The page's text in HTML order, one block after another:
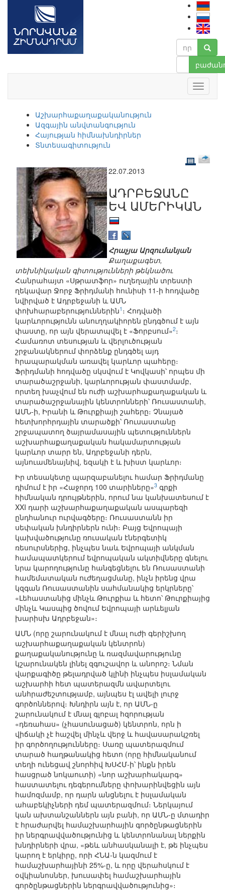
Աշխարհաքաղաքականություն
Ազգային անվտանգություն
Հայության հիմնախնդիրներ
Տնտեսագիտություն
22.07.2013
ԱԴՐԲԵՋԱՆԸ
ԵՎ ԱՄԵՐԻԿԱՆ
Հրաչյա Արզումանյան
Քաղաքագետ,
տեխնիկական գիտությունների թեկնածու
Հանրահայտ «Սթրատֆոր» ուղեղային տրեստի
ղեկավար Ջորջ Ֆրիդմանի հունիսի 11-ի հոդվածը
նվիրված է Ադրբեջանի և ԱՄՆ
փոխհարաբերություններին1 ։ Հոդվածի
կարևորությունն անուղղակիորեն ընդգծում է այն
փաստը, որ այն վերատպվել է «Ֆորբսում»2։
Համառոտ տեսության և վերլուծության
շրջանակներում փորձենք ընդգծել այդ
հրապարակման առավել կարևոր պահերը։
Ֆրիդմանի հոդվածը սկսվում է Կովկասի՝ որպես մի
տարածաշրջանի, կարևորության փաստմամբ,
որտեղ խաչվում են ուժի աշխարհաքաղաքական և
տարածաշրջանային կենտրոնների՝ Ռուսաստանի,
ԱՄՆ-ի, Իրանի և Թուրքիայի շահերը։ Չնայած
հետխորհրդային տարածքի՝ Ռուսաստանը
շրջապատող ծայրամասային պետություններն
աշխարհաքաղաքական հակամարտության
կարևոր տարր են, Ադրբեջանի դերն,
այնուամենայնիվ, եզակի է և խիստ կարևոր։
Իր տեսակետը պարզաբանելու համար Ֆրիդմանը
դիմում է իր «Հաջորդ 100 տարիները»3 գրքի
հիմնական դրույթներին, որում նա կանխատեսում է
XXI դարի աշխարհաքաղաքական ասպարեզի
ընդհանուր ուրվագծերը։ Ռուսաստանն իր
սեփական խնդիրներն ունի։ Բայց Եվրոպայի
կախվածությունը ռուսական էներգետիկ
ռեսուրսներից, ինչպես նաև Եվրոպայի անկման
համապատկերում եվրոպական ակտիվները գնելու
նրա կարողությունը հանգեցնելու են Ռուսաստանի
համեմատական ուժեղացմանը, ինչն իրենց վրա
կզգան Ռուսաստանին սահմանակից երկրները՝
«Լեհաստանից մինչև Թուրքիա և հետո՝ Թուրքիայից
մինչև Կասպից ծովում Եվրոպայի արևելյան
խարիսխ Ադրբեջան»։
ԱՄՆ (որը շարունակում է մնալ ուժի գերիշխող
աշխարհաքաղաքական կենտրոն)
քաղաքականությունը և ռազմավարությունը
կշարունակեն լինել զգուշավոր և անորոշ։ Նման
վարքագիծը թելադրված կլինի ինչպես իսլամական
աշխարհի հետ պատերազմն ավարտելու
անհրաժեշտությամբ, այնպես էլ ավելի լուրջ
գործոններով։ Խնդիրն այն է, որ ԱՄՆ-ը
շարունակում է մնալ գլոբալ հզորության
«դեռահաս» (չհասունացած) կենտրոն, որն ի
վիճակի չէ հաշվել մինչև վերջ և հավասարակշռել
իր գործողությունները։ Սառը պատերազմում
տարած հաղթանակից հետո (որը հիմնականում
տեղի ունեցավ շնորհիվ ԽՍՀՄ-ի՝ ինքն իրեն
հասցրած նոկաուտի) «նոր աշխարհակարգ»
հաստատելու դեգերումները փոխարինվեցին այն
համոզմամբ, որ դարն անցնելու է իսլամական
ահաբեկիչների դեմ պատերազմում։ Ներկայում
կան ախտանշաններն այն բանի, որ ԱՄՆ-ը մտադիր
է հրաժարվել համաշխարհային գործընթացներին
իր ներգրավվածությունից և կենտրոնանալ ներքին
խնդիրների վրա, «թեև անհասկանալի է, թե ինչպես
կարող է երկիրը, որի ՀՆԱ-ն կազմում է
համաշխարհայինի 25%-ը, և որը վերահսկում է
օվկիանոսներ, խուսափել համաշխարհային
գործընթացներին ներգրավվածությունից»։